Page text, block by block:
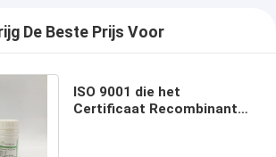
De Beste Prijs Voor
ISO 9001 die het
Certificaat Recombinante